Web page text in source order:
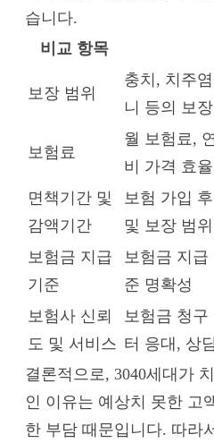
습니다.
비교 항목
보장 범위
충치, 치주
니 등의 보
보험료
월 보험료,
비 가격 효
면책기간 및
감액기간
보험 가입
및 보장 범
보험금 지급
기준
보험금 지
준 명확성
보험사 신뢰
도 및 서비스
보험금 청
터 응대, 상
결론적으로, 3040세대가
인 이유는 예상치 못한 고
한 부담 때문입니다. 따라